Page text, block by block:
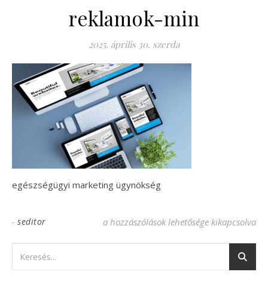
reklamok-min
2025. április 30. szerda
egészségügyi marketing ügynökség
- seditor reklamok-min bejegyzéshez
a hozzászólások lehetősége kikapcsolva